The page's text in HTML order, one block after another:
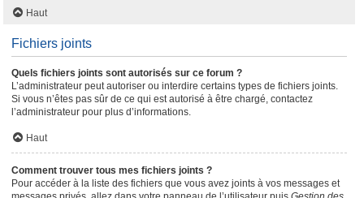
Haut
Fichiers joints
Quels fichiers joints sont autorisés sur ce forum ?
L’administrateur peut autoriser ou interdire certains types de fichiers joints.
Si vous n’êtes pas sûr de ce qui est autorisé à être chargé, contactez
l’administrateur pour plus d’informations.
Haut
Comment trouver tous mes fichiers joints ?
Pour accéder à la liste des fichiers que vous avez joints à vos messages et